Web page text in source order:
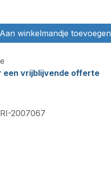
winkelmandje toevoegen
een vrijblijvende offerte
2007067